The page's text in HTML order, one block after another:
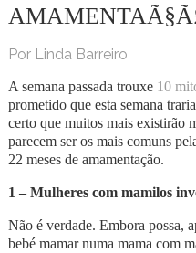
Por Linda Barreiro
A semana passada trouxe 10
prometido que esta semana
certo que muitos mais existirão
parecem ser os mais comuns
22 meses de amamentação.
1 – Mulheres com mamilos
Não é verdade. Embora possa,
bebé mamar numa mama com